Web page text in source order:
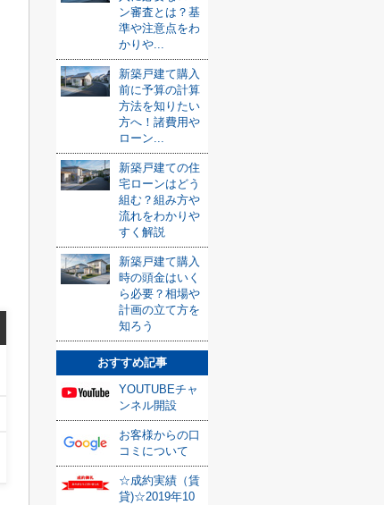
ン審査とは？基
準や注意点をわ
かりや...
新築戸建て購入
前に予算の計算
方法を知りたい
方へ！諸費用や
ローン...
新築戸建ての住
宅ローンはどう
組む？組み方や
流れをわかりや
すく解説
新築戸建て購入
時の頭金はいく
ら必要？相場や
計画の立て方を
知ろう
おすすめ記事
YOUTUBEチャ
ンネル開設
お客様からの口
コミについて
☆成約実績（賃
貸)☆2019年10